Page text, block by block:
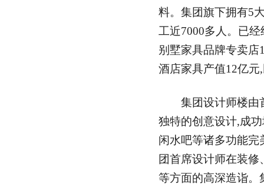
料。集团旗下拥有5
工近7000多人。已
别墅家具品牌专卖店
酒店家具产值12亿
集团设计师楼由
独特的创意设计,成
闲水吧等诸多功能
团首席设计师在装
等方面的高深造诣。